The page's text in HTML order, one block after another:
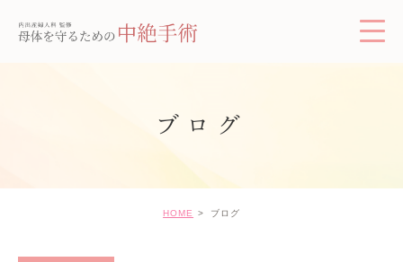
ブログ
HOME ブログ